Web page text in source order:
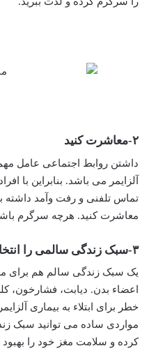
۲-معاشرت کنید
داشتن روابط اجتماعی عامل
آلزایمر می باشد. بنابراین با
تماس تلفنی و رفت وآمد داشته
معاشرت کنید. هرچه سرگرم
۳-سبک زندگی سالمی را انتخاب نمائید
یک سبک زندگی سالم هم برای
اعضاء بدن. دیابت، فشارخون،
خطر برای ابتلاء به بیماری
مواردی ساده می توانید سبک
کرده و سلامت مغز خود را